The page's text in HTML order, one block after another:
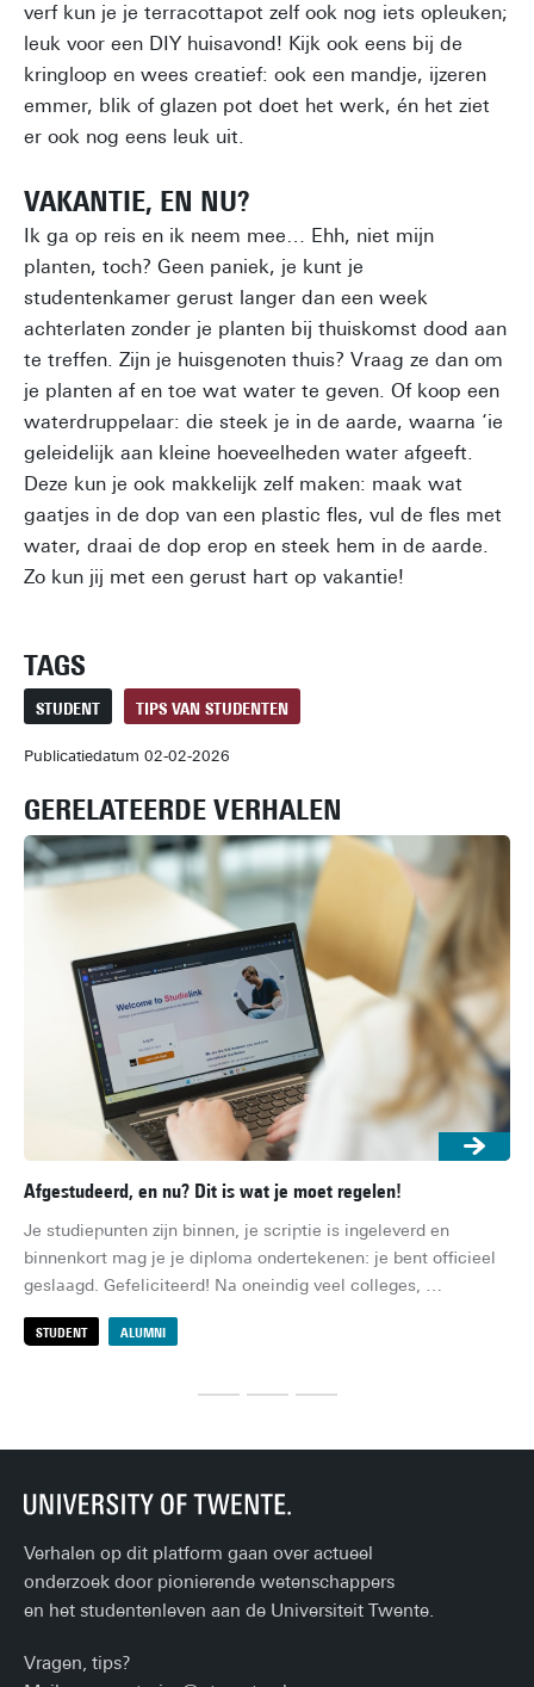
verf kun je je terracottapot zelf ook nog iets opleuken;
leuk voor een DIY huisavond! Kijk ook eens bij de
kringloop en wees creatief: ook een mandje, ijzeren
emmer, blik of glazen pot doet het werk, én het ziet
er ook nog eens leuk uit.
VAKANTIE, EN NU?
Ik ga op reis en ik neem mee… Ehh, niet mijn
planten, toch? Geen paniek, je kunt je
studentenkamer gerust langer dan een week
achterlaten zonder je planten bij thuiskomst dood aan
te treffen. Zijn je huisgenoten thuis? Vraag ze dan om
je planten af en toe wat water te geven. Of koop een
waterdruppelaar: die steek je in de aarde, waarna ‘ie
geleidelijk aan kleine hoeveelheden water afgeeft.
Deze kun je ook makkelijk zelf maken: maak wat
gaatjes in de dop van een plastic fles, vul de fles met
water, draai de dop erop en steek hem in de aarde.
Zo kun jij met een gerust hart op vakantie!
TAGS
STUDENT TIPS VAN STUDENTEN
Publicatiedatum 02-02-2026
GERELATEERDE VERHALEN
STUDENT ALUMNI
Afgestudeerd, en nu? Dit is wat je moet regelen!
Je studiepunten zijn binnen, je scriptie is ingeleverd en
binnenkort mag je je diploma ondertekenen: je bent officieel
geslaagd. Gefeliciteerd! Na oneindig veel colleges,
klaar. Of nou ja, bijna… Er zijn namelijk nog een paar
burgerleven kunt beginnen. Dit is de ultieme checklist!
Verhalen op dit platform gaan over actueel
onderzoek door pionierende wetenschappers
en het studentenleven aan de Universiteit Twente.
Vragen, tips?